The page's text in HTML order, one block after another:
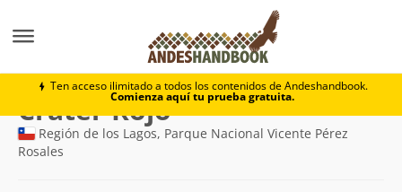
Ten acceso ilimitado a todos los contenidos de Andeshandbook.
Comienza aquí tu prueba gratuita.
Cráter Rojo
Ruta
de
trekking
Cráter Rojo
Región de los Lagos, Parque Nacional Vicente Pérez
Rosales